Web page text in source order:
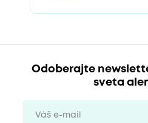
Odoberajte
sveta